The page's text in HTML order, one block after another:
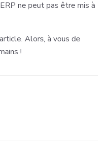
ne peut pas être mis à
Alors, à vous de
!